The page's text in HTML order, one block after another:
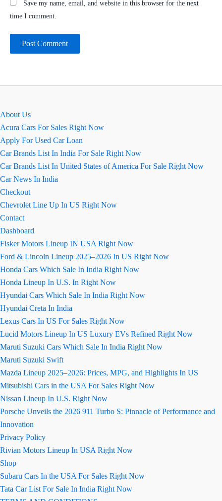
Save my name, email, and website in this browser for the next
time I comment.
About Us
Acura Cars For Sales Right Now
Apply For Used Car Loan
Car Brands List In India For Sale Right Now
Car Brands List In United States of America For Sale Right Now
Car News In India
Checkout
Chevrolet Line Up In US Right Now
Contact
Dashboard
Fisker Motors Lineup IN USA Right Now
Ford & Lincoln Lineup 2025–2026 In US Right Now
Honda Cars Which Sale In India Right Now
Honda Lineup In U.S. In Right Now
Hyundai Cars Which Sale In India Right Now
Hyundai Creta In India
Lexus Cars In US For Sales Right Now
Lucid Motors Lineup In US Luxury EVs Refined Right Now
Maruti Suzuki Cars Which Sale In India Right Now
Maruti Suzuki Swift
Mazda Lineup 2025–2026: Prices, MPG, and Highlights In US
Mitsubishi Cars in the USA For Sales Right Now
Nissan Lineup In U.S. Right Now
Porsche Unveils the 2026 911 Turbo S: Pinnacle of Performance and
Innovation
Privacy Policy
Rivian Motors Lineup In USA Right Now
Shop
Subaru Cars In the USA For Sales Right Now
Tata Car List For Sale In India Right Now